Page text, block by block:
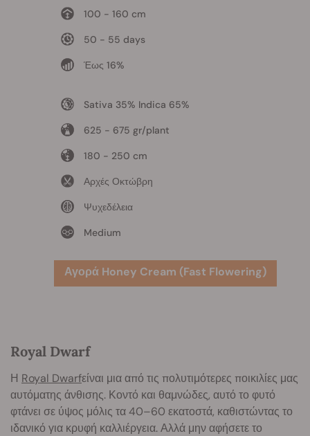
100 - 160 cm
50 - 55 days
Έως 16%
Sativa 35% Indica 65%
625 - 675 gr/plant
180 - 250 cm
Αρχές Οκτώβρη
Ψυχεδέλεια
Medium
Αγορά Honey Cream (Fast Flowering)
Royal Dwarf
Η Royal Dwarfείναι μια από τις πολυτιμότερες ποικιλίες μας
αυτόματης άνθισης. Κοντό και θαμνώδες, αυτό το φυτό
φτάνει σε ύψος μόλις τα 40–60 εκατοστά, καθιστώντας το
ιδανικό για κρυφή καλλιέργεια. Αλλά μην αφήσετε το